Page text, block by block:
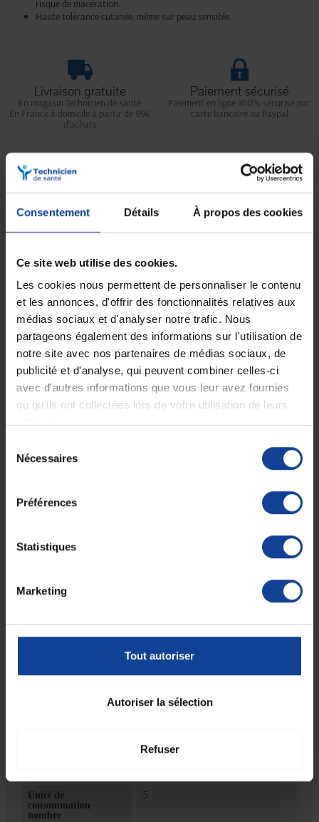
Consentement Détails À propos des cookies
Ce site web utilise des cookies.
Les cookies nous permettent de personnaliser le contenu
et les annonces, d'offrir des fonctionnalités relatives aux
médias sociaux et d'analyser notre trafic. Nous
partageons également des informations sur l'utilisation de
notre site avec nos partenaires de médias sociaux, de
publicité et d'analyse, qui peuvent combiner celles-ci
avec d'autres informations que vous leur avez fournies
ou qu'ils ont collectées lors de votre utilisation de leurs
Nécessaires
Préférences
Statistiques
Marketing
Tout autoriser
Autoriser la sélection
Refuser
risque de macération.
Haute tolérance cutanée, même sur peau sensible.
Livraison gratuite
En magasin Technicien de santé
En France à domicile à partir de 99€
d'achats
Paiement sécurisé
Paiement en ligne 100% sécurisé par
carte bancaire ou Paypal
Service client
18h
Le vendredi jusqu'à 17h
Description
Pansement adhésif transparent stérile
avec compresse Leukomed T plus 8 cm x
15 cm
Post-opératoire avec compressse centrale
absorbante.
Indications :
Pansement stérile post-opératoire semi-perméable, prêt à
Permet les activités aquatiques et la toilette quotidienne du
Imperméables aux liquides, bactéries et virus : protection
Haute tolérance cutanée, même sur peau sensible.
Radio-transparent.
Conformable.
Ce que vous achetez : une boite de 5 sachets.
Unité de
consommation
nombre
5